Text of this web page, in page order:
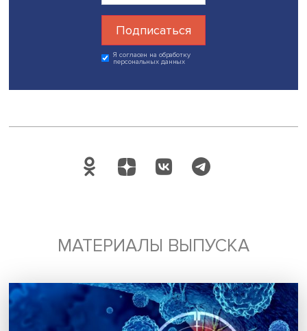
Будь всегда в курсе !
Я согласен на обработку
персональных данных